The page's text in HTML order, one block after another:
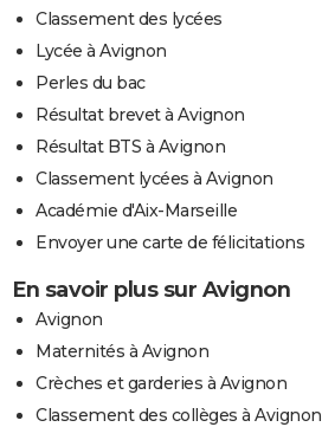
Classement des lycées
Lycée à Avignon
Perles du bac
Résultat brevet à Avignon
Résultat BTS à Avignon
Classement lycées à Avignon
Académie d'Aix-Marseille
Envoyer une carte de félicitations
En savoir plus sur Avignon
Avignon
Maternités à Avignon
Crèches et garderies à Avignon
Classement des collèges à Avignon